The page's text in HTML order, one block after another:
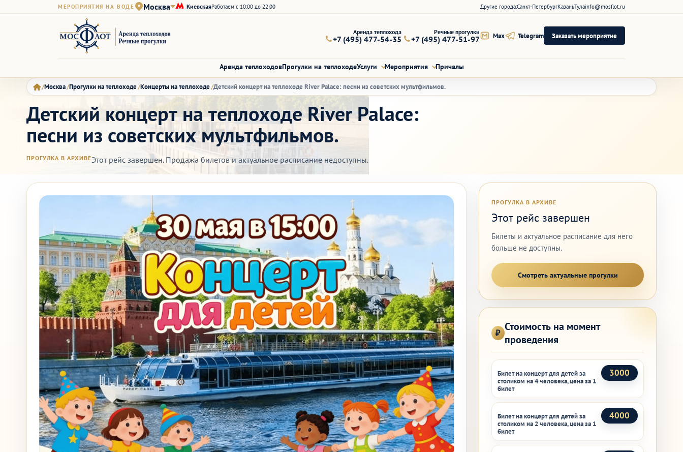
МЕРОПРИЯТИЯ НА ВОДЕ Москва КиевскаяРаботаем с 10:00 до 22:00 Другие города:Санкт-ПетербургКазаньТулаinfo@mosflot.ru
Аренда теплоходовПрогулки на теплоходеУслуги Мероприятия Причалы
Аренда теплохода
+7 (495) 477-54-35
Речные прогулки
+7 (495) 477-51-97 Max Telegram Заказать мероприятие
Москва Прогулки на теплоходе Концерты на теплоходе Детский концерт на теплоходе River Palace: песни из советских мультфильмов.
Детский концерт на теплоходе River Palace:
песни из советских мультфильмов.
ПРОГУЛКА В АРХИВЕЭтот рейс завершен. Продажа билетов и актуальное расписание недоступны.
ПРОГУЛКА В АРХИВЕ
Этот рейс завершен
Билеты и актуальное расписание для него
больше не доступны.
Смотреть актуальные прогулки
Стоимость на момент
проведения
Билет на концерт для детей за
столиком на 4 человека, цена за 1
билет
3000
Билет на концерт для детей за
столиком на 2 человека, цена за 1
билет
4000